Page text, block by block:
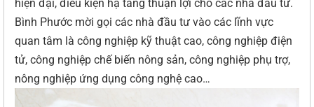
hiện đại, điều kiện hạ tầng thuận lợi cho các nhà đầu tư.
Bình Phước mời gọi các nhà đầu tư vào các lĩnh vực
quan tâm là công nghiệp kỹ thuật cao, công nghiệp điện
tử, công nghiệp chế biến nông sản, công nghiệp phụ trợ,
nông nghiệp ứng dụng công nghệ cao…